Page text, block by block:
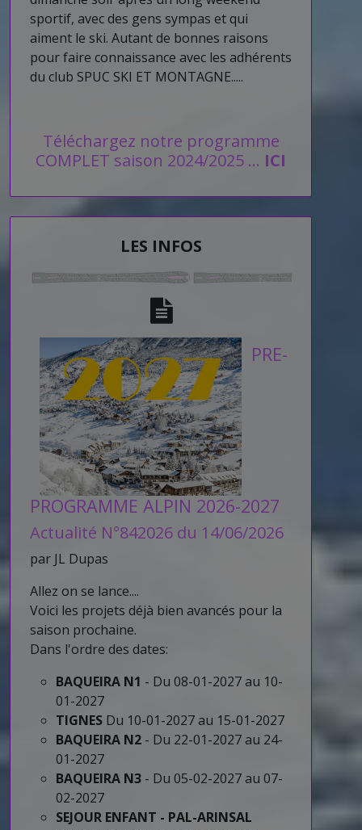
sportif, avec des gens sympas et qui
aiment le ski. Autant de bonnes raisons
pour faire connaissance avec les adhérents
du club SPUC SKI ET MONTAGNE.....
Téléchargez notre programme
COMPLET saison 2024/2025 ... ICI
LES INFOS
PRE-
PROGRAMME ALPIN 2026-2027
Actualité N°842026 du 14/06/2026
par JL Dupas
Allez on se lance....
Voici les projets déjà bien avancés pour la
saison prochaine.
Dans l'ordre des dates:
BAQUEIRA N1 - Du 08-01-2027 au 10-
01-2027
TIGNES Du 10-01-2027 au 15-01-2027
BAQUEIRA N2 - Du 22-01-2027 au 24-
01-2027
BAQUEIRA N3 - Du 05-02-2027 au 07-
02-2027
SEJOUR ENFANT - PAL-ARINSAL